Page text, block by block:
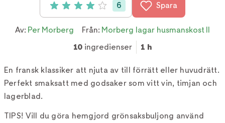
Betyg: 4 av 5 (6 röster)
6 Spara
Av: Per Morberg Från: Morberg lagar husmanskost II
10 ingredienser 1 h
En fransk klassiker att njuta av till förrätt eller huvudrätt.
Perfekt smaksatt med godsaker som vitt vin, timjan och
lagerblad.
TIPS! Vill du göra hemgjord grönsaksbuljong använd